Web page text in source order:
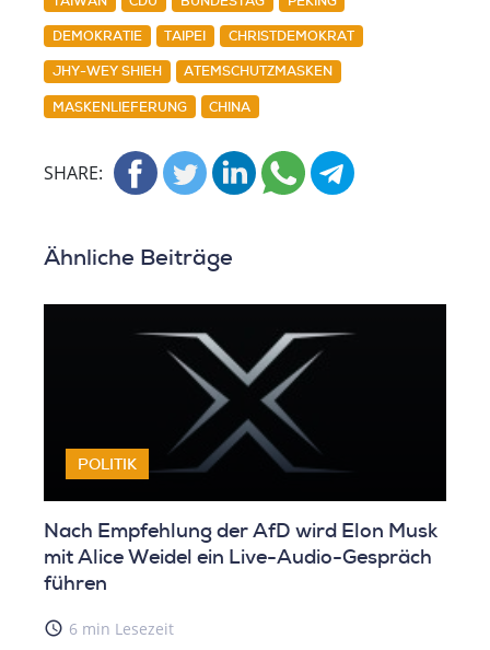
DEMOKRATIE TAIPEI CHRISTDEMOKRAT
JHY-WEY SHIEH ATEMSCHUTZMASKEN
MASKENLIEFERUNG CHINA
SHARE:
Ähnliche Beiträge
POLITIK
Nach Empfehlung der AfD wird Elon Musk
mit Alice Weidel ein Live-Audio-Gespräch
führen
access_time 6 min Lesezeit